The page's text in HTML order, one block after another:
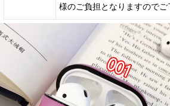
様のご負担となりますのでご